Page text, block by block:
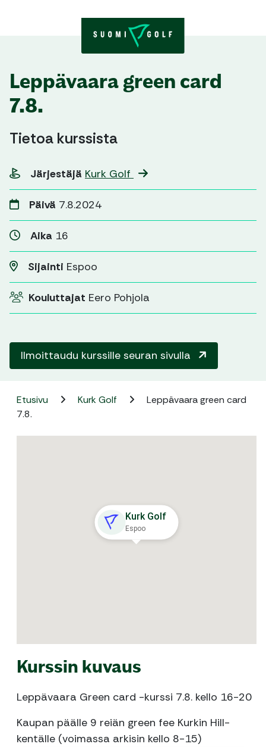
Leppävaara green card
7.8.
Tietoa kurssista
Järjestäjä Kurk Golf
Päivä 7.8.2024
Aika 16
Sijainti Espoo
Kouluttajat Eero Pohjola
Ilmoittaudu kurssille seuran sivulla
Etusivu Kurk Golf
Leppävaara green card
7.8.
Kurk Golf
Espoo
Kurssin kuvaus
Leppävaara Green card -kurssi 7.8. kello 16-20
Kaupan päälle 9 reiän green fee Kurkin Hill-
kentälle (voimassa arkisin kello 8-15)